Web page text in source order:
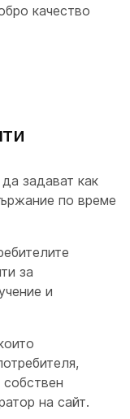
качество
задават как
по време
за
и
на сайт.